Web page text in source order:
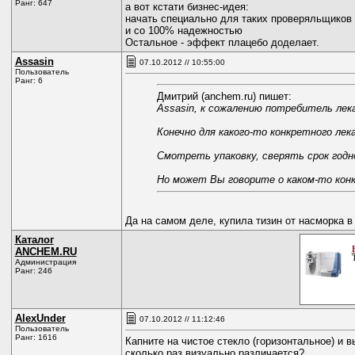
Ранг: 647
а вот кстати бизнес-идея:
начать специально для таких
и со 100% надежностью
Остальное - эффект плацебо доделает.
Assasin
Пользователь
Ранг: 6
07.10.2012 // 10:55:00
Дмитрий (anchem.ru) пишет:
Assasin, к сожалению потребитель
Конечно для какого-то конкретного
Смотреть упаковку, сверять срок
Но может Вы говорите о каком-то
Да на самом деле, купила тизин от
Каталог
ANCHEM.RU
Администрация
Ранг: 246
AlexUnder
Пользователь
Ранг: 1616
07.10.2012 // 11:12:46
Капните на чистое стекло (горизонтальное)